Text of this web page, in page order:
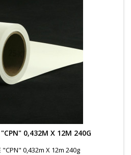
0,432M X 12M 240G
"CPN" 0,432m X 12m 240g